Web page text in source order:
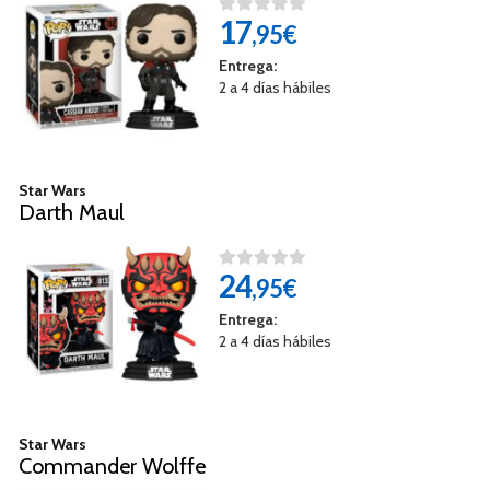
17,95€
Entrega:
2 a 4 días hábiles
Star Wars
Darth Maul
24,95€
Entrega:
2 a 4 días hábiles
Star Wars
Commander Wolffe